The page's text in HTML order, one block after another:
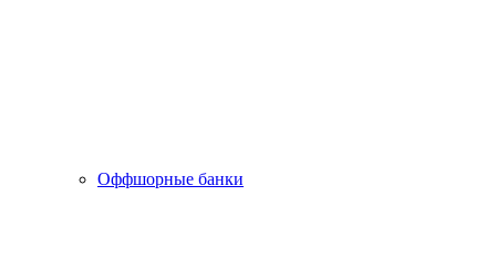
Оффшорные банки